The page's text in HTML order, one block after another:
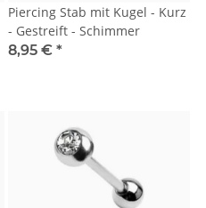
Piercing Stab mit Kugel - Kurz
- Gestreift - Schimmer
8,95 € *